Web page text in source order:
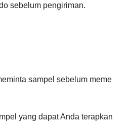
sebelum pengiriman.
sampel sebelum meme
yang dapat Anda terapkan